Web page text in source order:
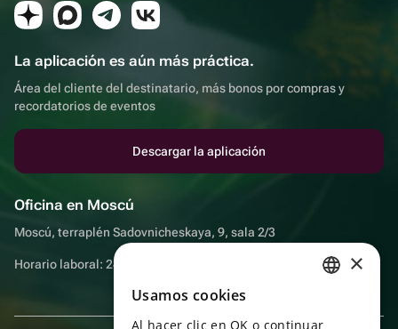
La aplicación es aún más práctica.
Área del cliente del destinatario, más bonos por compras y
recordatorios de eventos
Descargar la aplicación
Oficina en Moscú
Moscú, terraplén Sadovnicheskaya, 9, sala 2/3
Horario laboral: 24 horas ×
Usamos cookies
Al hacer clic en OK o continuar